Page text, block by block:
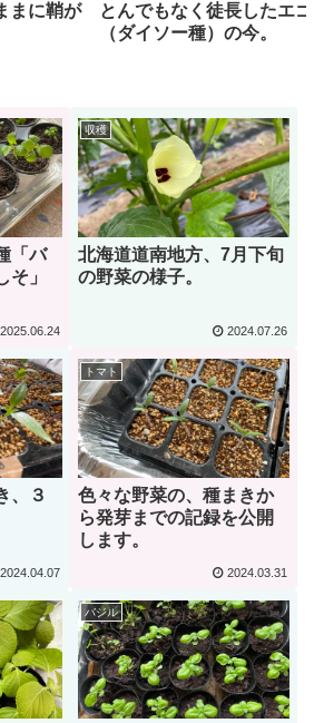
まに鞘が
とんでもなく徒長したエゴ
（ダイソー種）の今。
「バ
そ」
2025.06.24
収穫
北海道道南地方、7月下旬
の野菜の様子。
2024.07.26
、３
2024.04.07
トマト
色々な野菜の、種まきか
ら発芽までの記録を公開
します。
2024.03.31
バジル